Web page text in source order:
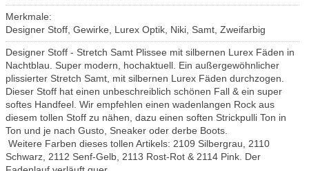
Merkmale:
Designer Stoff, Gewirke, Lurex Optik, Niki, Samt, Zweifarbig
Designer Stoff - Stretch Samt Plissee mit silbernen Lurex Fäden in
Nachtblau. Super modern, hochaktuell. Ein außergewöhnlicher
plissierter Stretch Samt, mit silbernen Lurex Fäden durchzogen.
Dieser Stoff hat einen unbeschreiblich schönen Fall & ein super
softes Handfeel. Wir empfehlen einen wadenlangen Rock aus
diesem tollen Stoff zu nähen, dazu einen soften Strickpulli Ton in
Ton und je nach Gusto, Sneaker oder derbe Boots.
Weitere Farben dieses tollen Artikels: 2109 Silbergrau, 2110
Schwarz, 2112 Senf-Gelb, 2113 Rost-Rot & 2114 Pink. Der